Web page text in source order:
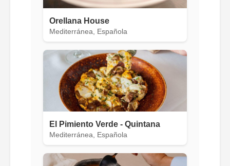
Orellana House
Mediterránea, Española
El Pimiento Verde - Quintana
Mediterránea, Española